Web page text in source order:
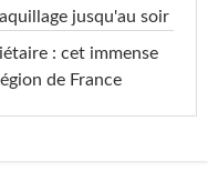
jusqu'au soir
: cet immense
de France